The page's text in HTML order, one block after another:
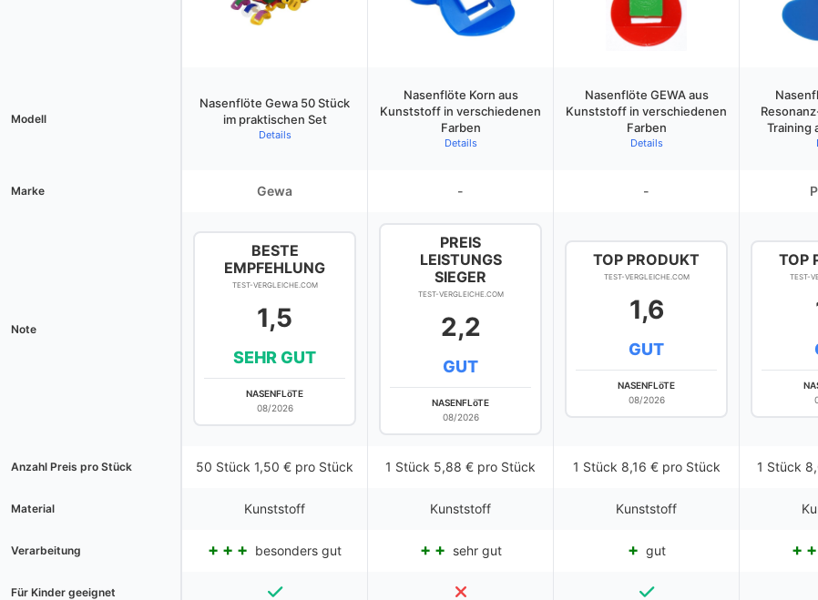
Modell
Nasenflöte Gewa 50 Stück
im praktischen Set
Details
Nasenflöte Korn aus
Kunststoff in verschiedenen
Farben
Details
Nasenflöte GEWA aus
Kunststoff in verschiedenen
Farben
Details
Training
Marke Gewa - -
Note
BESTE
EMPFEHLUNG
TEST-VERGLEICHE.COM
1,5
SEHR GUT
NASENFLöTE
08/2026
PREIS
LEISTUNGS
SIEGER
TEST-VERGLEICHE.COM
2,2
GUT
NASENFLöTE
08/2026
TOP PRODUKT
TEST-VERGLEICHE.COM
1,6
GUT
NASENFLöTE
08/2026
TOP
TEST-
Anzahl Preis pro Stück 50 Stück 1,50 € pro Stück 1 Stück 5,88 € pro Stück 1 Stück 8,16 € pro Stück 1 Stück
Material Kunststoff Kunststoff Kunststoff
Verarbeitung besonders gut sehr gut gut
Für Kinder geeignet